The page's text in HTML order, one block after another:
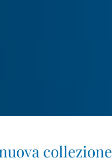
collezione